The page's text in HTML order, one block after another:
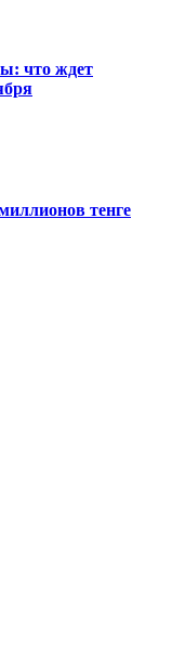
что ждет
тенге